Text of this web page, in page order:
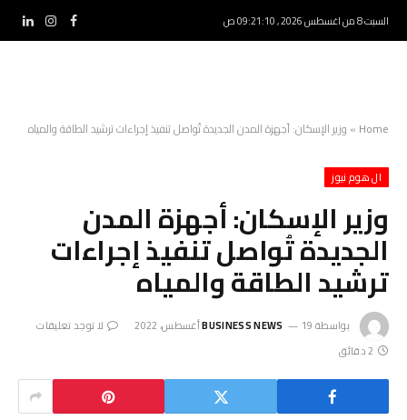
السبت 8 من اغسطس 2026 , 09:21:11 ص فيسبوكالانستغرام
Home
» وزير الإسكان: أجهزة المدن الجديدة تُواصل تنفيذ إجراءات ترشيد الطاقة والمياه
ال هوم نيوز
وزير الإسكان: أجهزة المدن
الجديدة تُواصل تنفيذ إجراءات
ترشيد الطاقة والمياه
بواسطة BUSINESS NEWS 19 أغسطس، 2022
لا توجد تعليقات
2 دقائق